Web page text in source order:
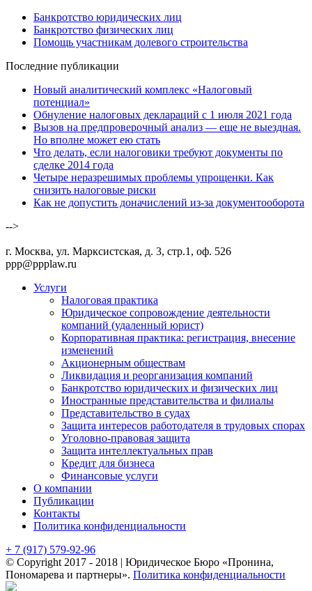
Банкротство юридических лиц
Банкротство физических лиц
Помощь участникам долевого строительства
Последние публикации
Новый аналитический комплекс «Налоговый
потенциал»
Обнуление налоговых деклараций с 1 июля 2021 года
Вызов на предпроверочный анализ — еще не выездная.
Но вполне может ею стать
Что делать, если налоговики требуют документы по
сделке 2014 года
Четыре неразрешимых проблемы упрощенки. Как
снизить налоговые риски
Как не допустить доначислений из-за документооборота
-->
г. Москва, ул. Марксистская, д. 3, стр.1, оф. 526
ppp@ppplaw.ru
Услуги
Налоговая практика
Юридическое сопровождение деятельности
компаний (удаленный юрист)
Корпоративная практика: регистрация, внесение
изменений
Акционерным обществам
Ликвидация и реорганизация компаний
Банкротство юридических и физических лиц
Иностранные представительства и филиалы
Представительство в судах
Защита интересов работодателя в трудовых спорах
Уголовно-правовая защита
Защита интеллектуальных прав
Кредит для бизнеса
Финансовые услуги
О компании
Публикации
Контакты
Политика конфиденциальности
+ 7 (917) 579-92-96
© Copyright 2017 - 2018 | Юридическое Бюро «Пронина,
Пономарева и партнеры». Политика конфиденциальности